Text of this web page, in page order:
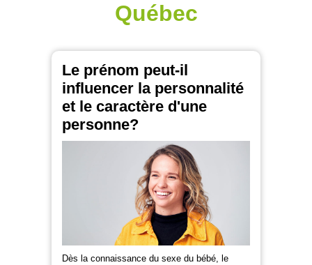
Québec
Le prénom peut-il
influencer la personnalité
et le caractère d'une
personne?
Dès la connaissance du sexe du bébé, le